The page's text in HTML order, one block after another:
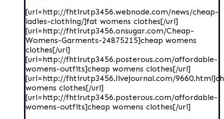
[url=http://fhtirutp3456.webnode.com/news/cheap-
ladies-clothing/]fat womens clothes[/url]
[url=http://fhtirutp3456.onsugar.com/Cheap-
Womens-Garments-24875215]cheap womens
clothes[/url]
[url=http://fhtirutp3456.posterous.com/affordable-
womens-outfits]cheap womens clothes[/url]
[url=http://fhtirutp3456.livejournal.com/
womens clothes[/url]
[url=http://fhtirutp3456.posterous.com/affordable-
womens-outfits]cheap womens clothes[/url]